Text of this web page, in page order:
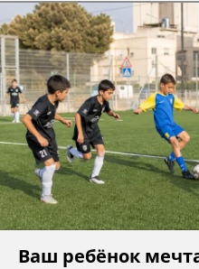
Ваш ребёнок